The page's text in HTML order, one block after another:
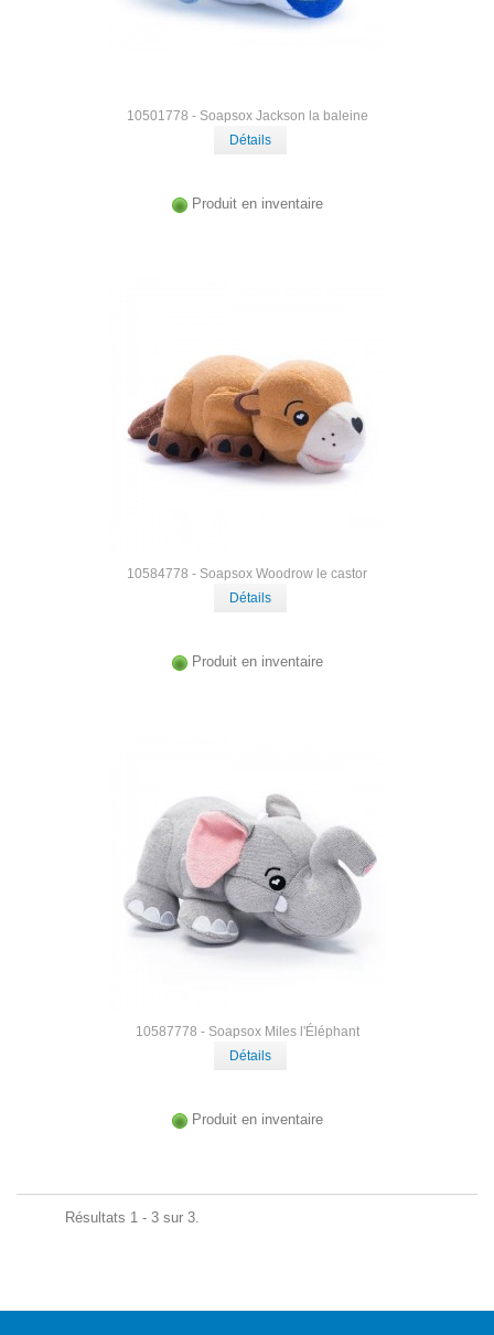
10501778 - Soapsox Jackson la baleine
Détails
Produit en inventaire
10584778 - Soapsox Woodrow le castor
Détails
Produit en inventaire
10587778 - Soapsox Miles l'Éléphant
Détails
Produit en inventaire
Résultats 1 - 3 sur 3.